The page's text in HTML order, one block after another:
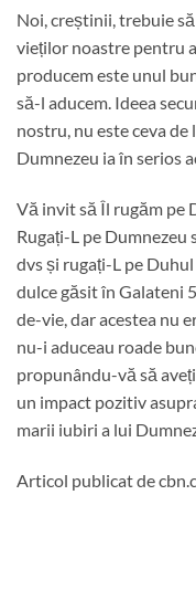
Noi, creștinii, trebuie
vieților noastre pentru
producem este unul
să-l aducem. Ideea
nostru, nu este ceva
Dumnezeu ia în serios
Vă invit să Îl rugăm pe
Rugați-L pe Dumnezeu
dvs și rugați-L pe
dulce găsit în Galateni
de-vie, dar acestea nu
nu-i aduceau roade
propunându-vă să
un impact pozitiv
marii iubiri a lui
Articol publicat de